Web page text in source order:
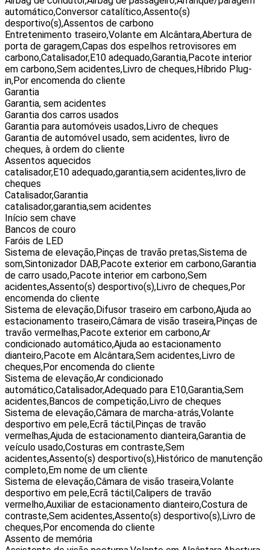
automático,Conversor catalítico,Assento(s)
desportivo(s),Assentos de carbono
Entretenimento traseiro,Volante em Alcântara,Abertura de
porta de garagem,Capas dos espelhos retrovisores em
carbono,Catalisador,E10 adequado,Garantia,Pacote interior
em carbono,Sem acidentes,Livro de cheques,Híbrido Plug-
in,Por encomenda do cliente
Garantia
Garantia, sem acidentes
Garantia dos carros usados
Garantia para automóveis usados,Livro de cheques
Garantia de automóvel usado, sem acidentes, livro de
cheques, à ordem do cliente
Assentos aquecidos
catalisador,E10 adequado,garantia,sem acidentes,livro de
cheques
Catalisador,Garantia
catalisador,garantia,sem acidentes
Início sem chave
Bancos de couro
Faróis de LED
Sistema de elevação,Pinças de travão pretas,Sistema de
som,Sintonizador DAB,Pacote exterior em carbono,Garantia
de carro usado,Pacote interior em carbono,Sem
acidentes,Assento(s) desportivo(s),Livro de cheques,Por
encomenda do cliente
Sistema de elevação,Difusor traseiro em carbono,Ajuda ao
estacionamento traseiro,Câmara de visão traseira,Pinças de
travão vermelhas,Pacote exterior em carbono,Ar
condicionado automático,Ajuda ao estacionamento
dianteiro,Pacote em Alcântara,Sem acidentes,Livro de
cheques,Por encomenda do cliente
Sistema de elevação,Ar condicionado
automático,Catalisador,Adequado para E10,Garantia,Sem
acidentes,Bancos de competição,Livro de cheques
Sistema de elevação,Câmara de marcha-atrás,Volante
desportivo em pele,Ecrã táctil,Pinças de travão
vermelhas,Ajuda de estacionamento dianteira,Garantia de
veículo usado,Costuras em contraste,Sem
acidentes,Assento(s) desportivo(s),Histórico de manutenção
completo,Em nome de um cliente
Sistema de elevação,Câmara de visão traseira,Volante
desportivo em pele,Ecrã táctil,Calipers de travão
vermelho,Auxiliar de estacionamento dianteiro,Costura de
contraste,Sem acidentes,Assento(s) desportivo(s),Livro de
cheques,Por encomenda do cliente
Assento de memória